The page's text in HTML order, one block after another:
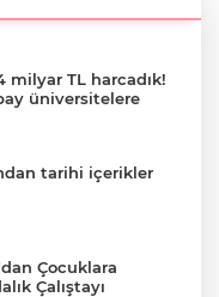
milyar TL harcadık!
üniversitelere
tarihi içerikler
Çocuklara
Çalıştayı